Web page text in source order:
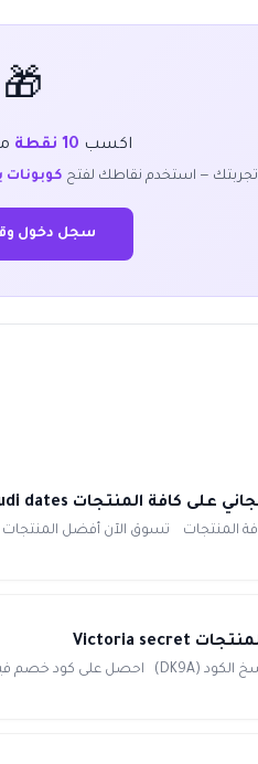
🎁
اكسب 10 نقطة
— استخدم نقاطك لفتح كوبونات
سجل دخول